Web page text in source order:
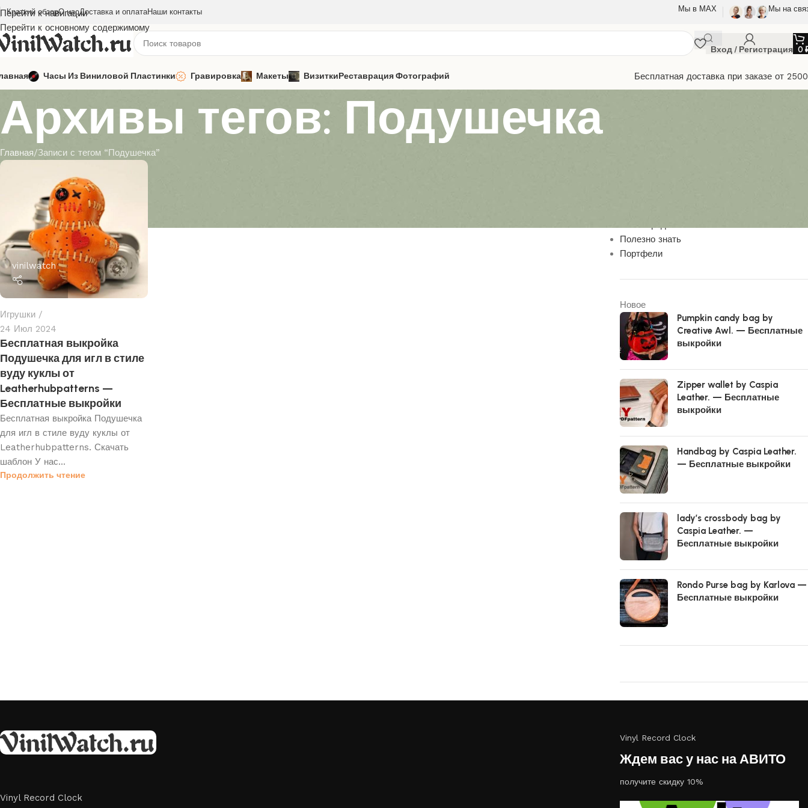
Перейти к навигации
Перейти к основному содержимому
Краткий обзорО насДоставка и оплатаНаши контакты Мы в МАХ Мы на
Вход / Регистрация 0
Часы Из Виниловой Пластинки Гравировка Макеты ВизиткиРеставрация Фотографий Бесплатная доставка при заказе от
Архивы тегов: Подушечка
Главная Записи с тегом “Подушечка”
vinilwatch
Игрушки
24 Июл 2024
Бесплатная выкройка
Подушечка для игл в стиле
вуду куклы от
Leatherhubpatterns —
Бесплатные выкройки
Бесплатная выкройка Подушечка
для игл в стиле вуду куклы от
Leatherhubpatterns. Скачать
шаблон У нас...
Продолжить чтение
Полезно знать
Портфели
Новое
Pumpkin candy bag by
Creative Awl. — Бесплатные
выкройки
Zipper wallet by Caspia
Leather. — Бесплатные
выкройки
Handbag by Caspia Leather.
— Бесплатные выкройки
lady’s crossbody bag by
Caspia Leather. —
Бесплатные выкройки
Rondo Purse bag by Karlova —
Бесплатные выкройки
Vinyl Record Clock
Vinyl Record Clock
Ждем вас у нас на АВИТО
получите скидку 10%